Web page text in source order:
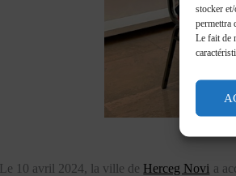
stocker
permettra
Le fait de
Le 10 avril 2024, la ville de Herceg Novi a